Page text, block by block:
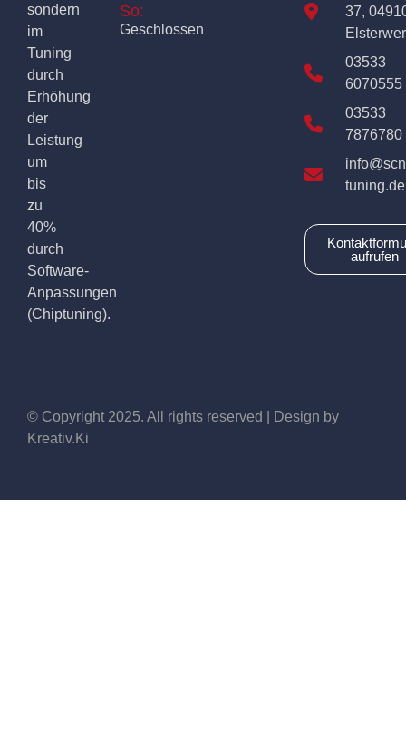
sondern
im
Tuning
durch
Erhöhung
der
Leistung
um
bis
zu
40%
durch
Software-
Anpassungen
(Chiptuning).
So:
Geschlossen
37,
03533
6070555
03533
7876780
tuning.de
aufrufen
© Copyright 2025. All rights reserved | Design by
Kreativ.Ki